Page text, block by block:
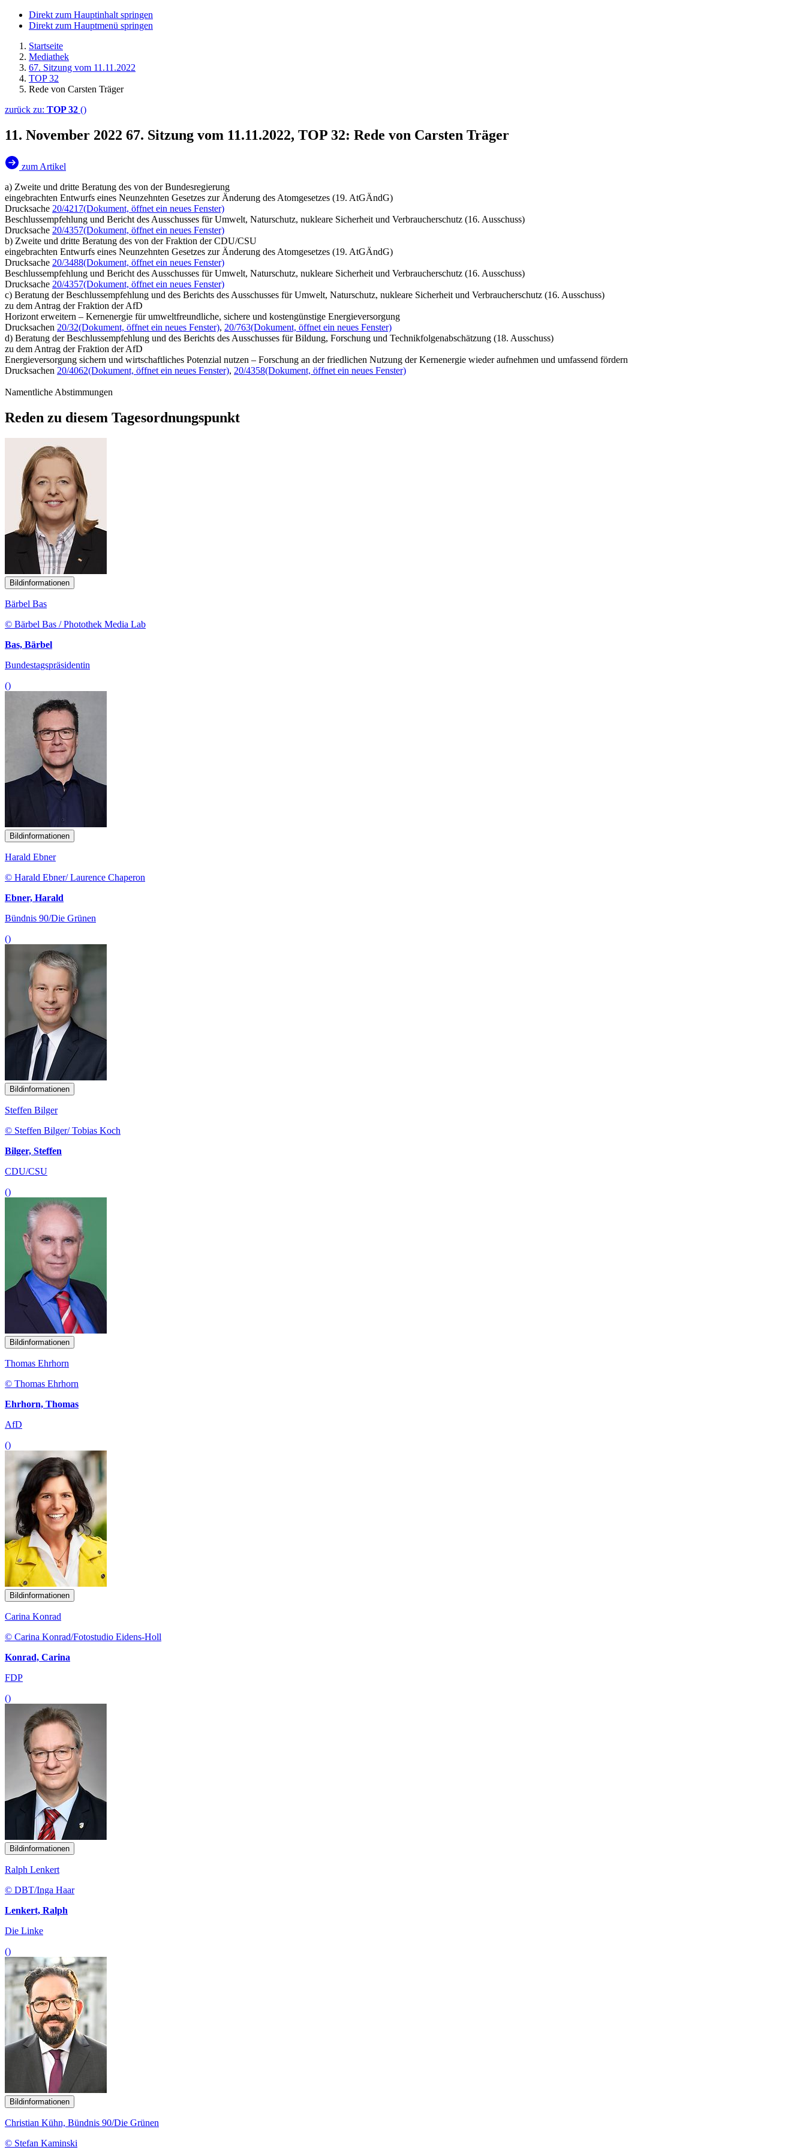
Direkt zum Hauptinhalt springen
Direkt zum Hauptmenü springen
Startseite
Mediathek
67. Sitzung vom 11.11.2022
TOP 32
Rede von Carsten Träger
zurück zu: TOP 32 ()
11. November 2022 67. Sitzung vom 11.11.2022, TOP 32: Rede von Carsten Träger
zum Artikel
a) Zweite und dritte Beratung des von der Bundesregierung
eingebrachten Entwurfs eines Neunzehnten Gesetzes zur Änderung des Atomgesetzes (19. AtGÄndG)
Drucksache 20/4217(Dokument, öffnet ein neues Fenster)
Beschlussempfehlung und Bericht des Ausschusses für Umwelt, Naturschutz, nukleare Sicherheit und Verbraucherschutz (16. Ausschuss)
Drucksache 20/4357(Dokument, öffnet ein neues Fenster)
b) Zweite und dritte Beratung des von der Fraktion der CDU/CSU
eingebrachten Entwurfs eines Neunzehnten Gesetzes zur Änderung des Atomgesetzes (19. AtGÄndG)
Drucksache 20/3488(Dokument, öffnet ein neues Fenster)
Beschlussempfehlung und Bericht des Ausschusses für Umwelt, Naturschutz, nukleare Sicherheit und Verbraucherschutz (16. Ausschuss)
Drucksache 20/4357(Dokument, öffnet ein neues Fenster)
c) Beratung der Beschlussempfehlung und des Berichts des Ausschusses für Umwelt, Naturschutz, nukleare Sicherheit und Verbraucherschutz (16. Ausschuss)
zu dem Antrag der Fraktion der AfD
Horizont erweitern – Kernenergie für umweltfreundliche, sichere und kostengünstige Energieversorgung
Drucksachen 20/32(Dokument, öffnet ein neues Fenster), 20/763(Dokument, öffnet ein neues Fenster)
d) Beratung der Beschlussempfehlung und des Berichts des Ausschusses für Bildung, Forschung und Technikfolgenabschätzung (18. Ausschuss)
zu dem Antrag der Fraktion der AfD
Energieversorgung sichern und wirtschaftliches Potenzial nutzen – Forschung an der friedlichen Nutzung der Kernenergie wieder aufnehmen und umfassend fördern
Drucksachen 20/4062(Dokument, öffnet ein neues Fenster), 20/4358(Dokument, öffnet ein neues Fenster)
Namentliche Abstimmungen
Reden zu diesem Tagesordnungspunkt
Bildinformationen
Bärbel Bas
© Bärbel Bas / Photothek Media Lab
Bas, Bärbel
Bundestagspräsidentin
()
Bildinformationen
Harald Ebner
© Harald Ebner/ Laurence Chaperon
Ebner, Harald
Bündnis 90/Die Grünen
()
Bildinformationen
Steffen Bilger
© Steffen Bilger/ Tobias Koch
Bilger, Steffen
CDU/CSU
()
Bildinformationen
Thomas Ehrhorn
© Thomas Ehrhorn
Ehrhorn, Thomas
AfD
()
Bildinformationen
Carina Konrad
© Carina Konrad/Fotostudio Eidens-Holl
Konrad, Carina
FDP
()
Bildinformationen
Ralph Lenkert
© DBT/Inga Haar
Lenkert, Ralph
Die Linke
()
Bildinformationen
Christian Kühn, Bündnis 90/Die Grünen
© Stefan Kaminski